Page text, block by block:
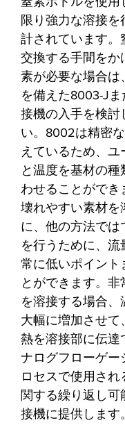
限り強力な溶接を
計されています。
交換する手間をか
素が必要な場合は
を備えた8003-J
接機の入手を検討
い。8002は精密
えているため、ユ
と温度を基材の種
わせることができ
壊れやすい素材を
に、他の方法では
を行うために、流
常に低いポイント
とができます。非
を溶接する場合、
大幅に増加させて
熱を溶接部に伝達
ナログフローゲー
ロセスで使用され
関する繰り返し可
接機に提供します